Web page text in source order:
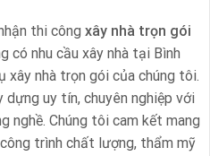
thi công xây nhà trọn gói
có nhu cầu xây nhà tại Bình
xây nhà trọn gói của chúng tôi.
uy tín, chuyên nghiệp với
nghề. Chúng tôi cam kết mang
trình chất lượng, thẩm mỹ